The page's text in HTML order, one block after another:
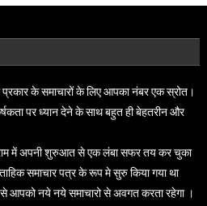
के समाचारों के लिए आपका नंबर एक स्रोत।
पर ध्यान देने के साथ बहुत ही बेहतरीन और
में अपनी शुरुआत से एक लंबा सफर तय कर चुका
समाचार पत्र के रूप मे सुरु किया गया था
आपको नये नये समाचारो से अवगत करता रहेगा ।